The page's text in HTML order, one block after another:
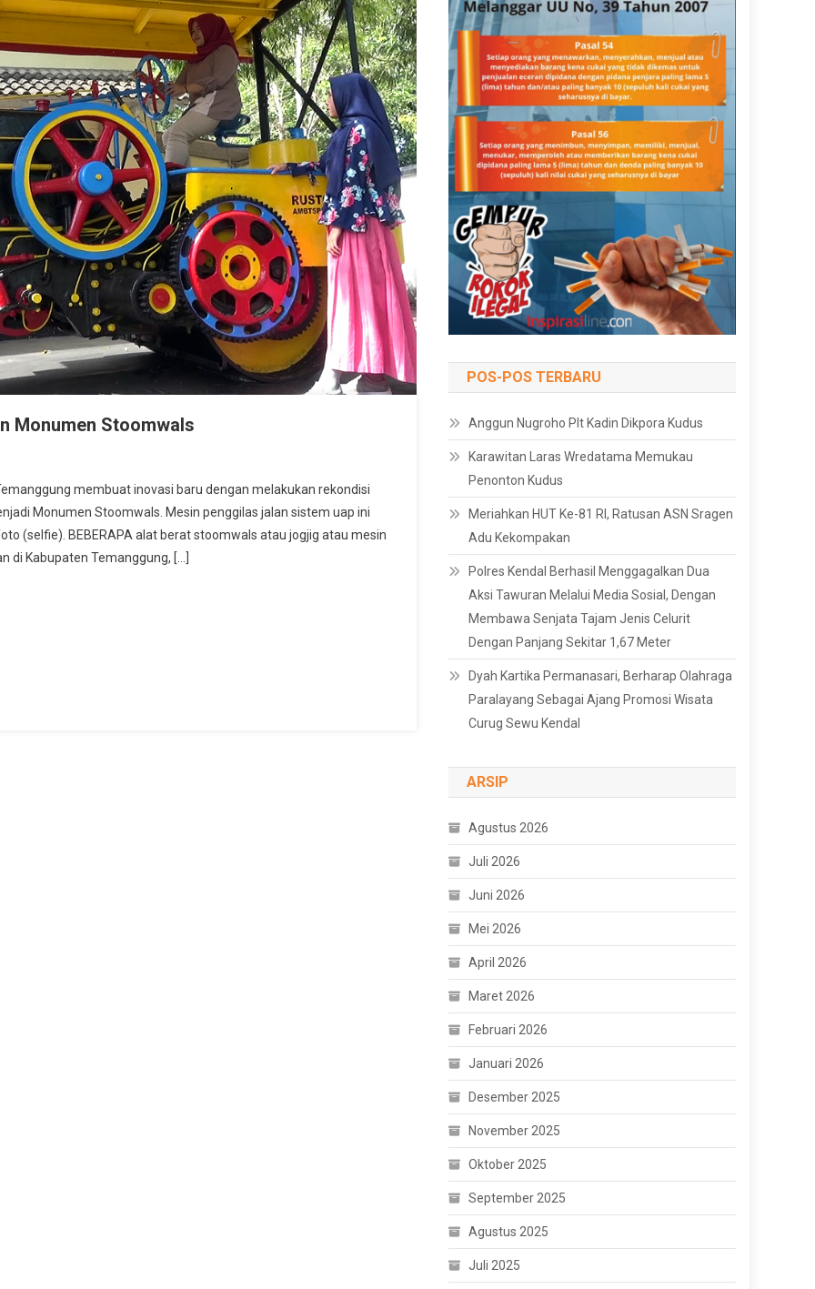
Monumen Stoomwals
membuat inovasi baru dengan melakukan rekondisi
Monumen Stoomwals. Mesin penggilas jalan sistem uap ini
(selfie). BEBERAPA alat berat stoomwals atau jogjig atau mesin
di Kabupaten Temanggung, […]
POS-POS TERBARU
Anggun Nugroho Plt Kadin Dikpora Kudus
Karawitan Laras Wredatama Memukau
Penonton Kudus
Meriahkan HUT Ke-81 RI, Ratusan ASN Sragen
Adu Kekompakan
Polres Kendal Berhasil Menggagalkan Dua
Aksi Tawuran Melalui Media Sosial, Dengan
Membawa Senjata Tajam Jenis Celurit
Dengan Panjang Sekitar 1,67 Meter
Dyah Kartika Permanasari, Berharap Olahraga
Paralayang Sebagai Ajang Promosi Wisata
Curug Sewu Kendal
ARSIP
Agustus 2026
Juli 2026
Juni 2026
Mei 2026
April 2026
Maret 2026
Februari 2026
Januari 2026
Desember 2025
November 2025
Oktober 2025
September 2025
Agustus 2025
Juli 2025